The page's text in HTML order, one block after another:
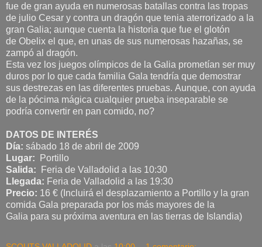
fue de gran ayuda en numerosas batallas contra las tropas
de julio Cesar y contra un dragón que tenia aterrorizado a la
gran Galia; aunque cuenta la historia que fue el glotón
de Obelix el que, en unas de sus numerosas hazañas, se
zampó al dragón.
Esta vez los juegos olímpicos de la Galia prometían ser muy
duros por lo que cada familia Gala tendría que demostrar
sus destrezas en las diferentes pruebas. Aunque, con ayuda
de la pócima mágica cualquier prueba inseparable se
podría convertir en pan comido, no?
DATOS DE INTERÉS
Día: sábado 18 de abril de 2009
Lugar: Portillo
Salida: Feria de Valladolid a las 10:30
Llegada: Feria de Valladolid a las 19:30
Precio: 16 € (Incluirá el desplazamiento a Portillo y la gran
comida Gala preparada por los más mayores de la
Galia para su próxima aventura en las tierras de Islandia)